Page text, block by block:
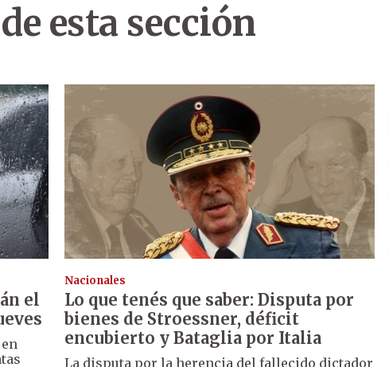
esta sección
el
Nacionales
Lo que tenés que saber: Disputa por
bienes de Stroessner, déficit
encubierto y Bataglia por Italia
La disputa por la herencia del fallecido dictador